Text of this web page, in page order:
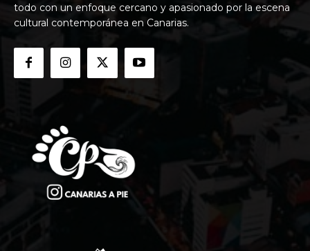
todo con un enfoque cercano y apasionado por la escena
cultural contemporánea en Canarias.